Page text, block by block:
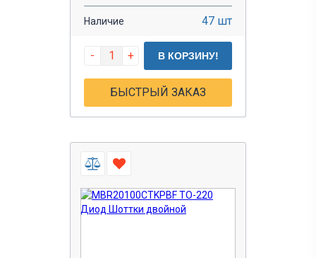
Наличие 47 шт
- + В КОРЗИНУ!
БЫСТРЫЙ ЗАКАЗ